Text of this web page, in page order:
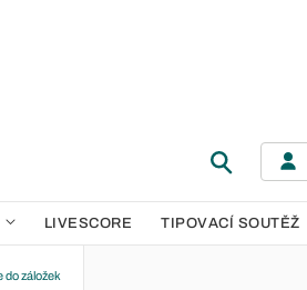
LIVESCORE TIPOVACÍ SOUTĚŽ
do záložek